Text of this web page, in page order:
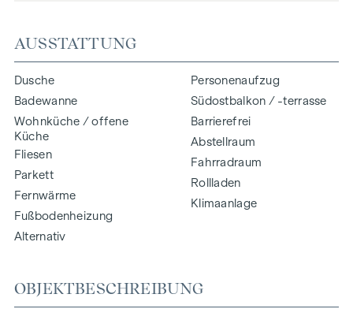
AUSSTATTUNG
Dusche
Badewanne
Wohnküche / offene
Küche
Fliesen
Parkett
Fernwärme
Fußbodenheizung
Alternativ
Personenaufzug
Südostbalkon / -terrasse
Barrierefrei
Abstellraum
Fahrradraum
Rollladen
Klimaanlage
OBJEKTBESCHREIBUNG